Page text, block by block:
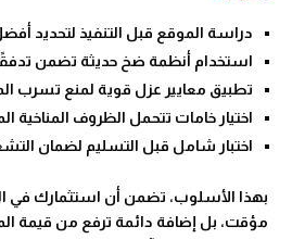
دراسة الموقع قبل التنفيذ لتحديد
استخدام أنظمة ضخ حديثة تضمن
تطبيق معايير عزل قوية لمنع تسرب
اختيار خامات تتحمل الظروف المناخية
اختبار شامل قبل التسليم لضمان
بهذا الأسلوب، تضمن أن استثمارك في
مؤقت، بل إضافة دائمة ترفع من قيمة